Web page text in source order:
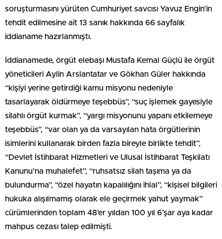
soruşturmasını yürüten Cumhuriyet savcısı Yavuz Engin’in
tehdit edilmesine ait 13 sanık hakkında 66 sayfalık
iddianame hazırlanmıştı.
İddianamede, örgüt elebaşı Mustafa Kemal Güçlü ile örgüt
yöneticileri Aylin Arslantatar ve Gökhan Güler hakkında
“kişiyi yerine getirdiği kamu misyonu nedeniyle
tasarlayarak öldürmeye teşebbüs”, “suç işlemek gayesiyle
silahlı örgüt kurmak”, “yargı misyonunu yapanı etkilemeye
teşebbüs”, “var olan ya da varsayılan hata örgütlerinin
isimlerini kullanarak birden fazla bireyle birlikte tehdit”,
“Devlet İstihbarat Hizmetleri ve Ulusal İstihbarat Teşkilatı
Kanunu’na muhalefet”, “ruhsatsız silah taşıma ya da
bulundurma”, “özel hayatın kapalılığını ihlal”, “kişisel bilgileri
hukuka alışılmamış olarak ele geçirmek yahut yaymak”
cürümlerinden toplam 48’er yıldan 100 yıl 6’şar aya kadar
mahpus cezası talep edilmişti.